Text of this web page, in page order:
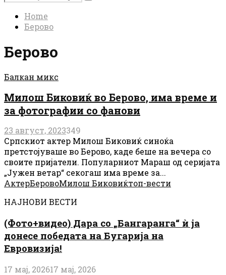
for:
Search
Home
Берово
Берово
Балкан микс
Милош Биковиќ во Берово, има време и
за фотографии со фанови
23 август, 2023349
Српскиот актер Милош Биковиќ синоќа
претстојуваше во Берово, каде беше на вечера со
своите пријатели. Популарниот Мараш од серијата
„Јужен ветар“ секогаш има време за...
АктерБеровоМилош Биковиќтоп-вести
НАЈНОВИ ВЕСТИ
(Фото+видео) Дара со „Бангаранга“ ѝ ја
донесе победата на Бугарија на
Евровизија!
17 мај, 202617 мај, 2026